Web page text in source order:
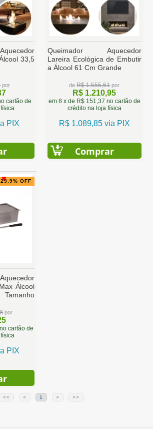
33,5
por
cartão de
PIX
Queimador Aquecedor
Lareira Ecológica de Embutir
a Álcool 61 Cm Grande
deR$ 1.555,61por
R$ 1.210,95
em 8 x de R$ 151,37 no cartão de
crédito na loja física
R$ 1.089,85 via PIX
Comprar
29.9% OFF
Álcool
por
cartão de
PIX
<< < 1 > >>